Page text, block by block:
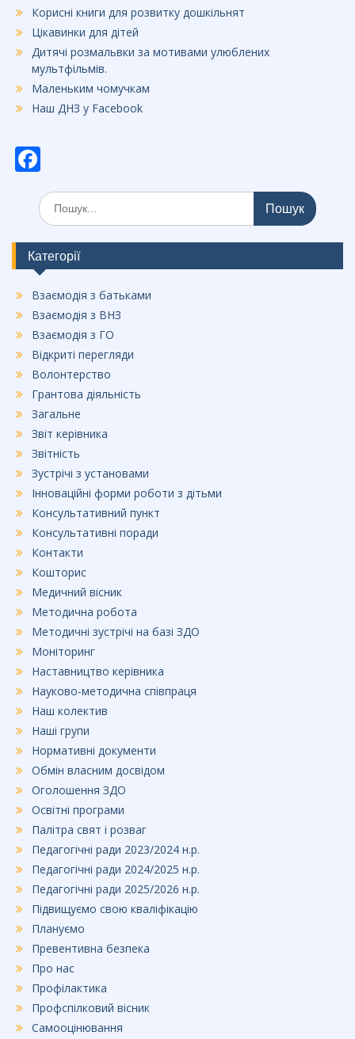
Корисні книги для розвитку дошкільнят
Цікавинки для дітей
Дитячі розмальвки за мотивами улюблених
мультфільмів.
Маленьким чомучкам
Наш ДНЗ у Facebook
ac
e
b
o
o
k
Шукати:
Категорії
Взаємодія з батьками
Взаємодія з ВНЗ
Взаємодія з ГО
Відкриті перегляди
Волонтерство
Грантова діяльність
Загальне
Звіт керівника
Звітність
Зустрічі з установами
Інноваційні форми роботи з дітьми
Консультативний пункт
Консультативні поради
Контакти
Кошторис
Медичний вісник
Методична робота
Методичні зустрічі на базі ЗДО
Моніторинг
Наставництво керівника
Науково-методична співпраця
Наш колектив
Наші групи
Нормативні документи
Обмін власним досвідом
Оголошення ЗДО
Освітні програми
Палітра свят і розваг
Педагогічні ради 2023/2024 н.р.
Педагогічні ради 2024/2025 н.р.
Педагогічні ради 2025/2026 н.р.
Підвищуємо свою кваліфікацію
Плануємо
Превентивна безпека
Про нас
Профілактика
Профспілковий вісник
Самооцінювання